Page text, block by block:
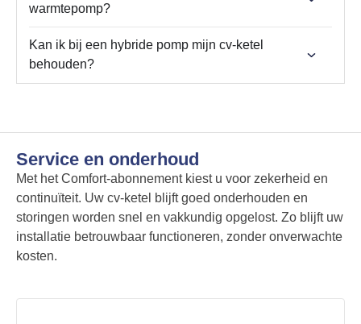
warmtepomp?
Kan ik bij een hybride pomp mijn cv-ketel
behouden?
Service en onderhoud
Met het Comfort-abonnement kiest u voor zekerheid en
continuïteit. Uw cv-ketel blijft goed onderhouden en
storingen worden snel en vakkundig opgelost. Zo blijft uw
installatie betrouwbaar functioneren, zonder onverwachte
kosten.